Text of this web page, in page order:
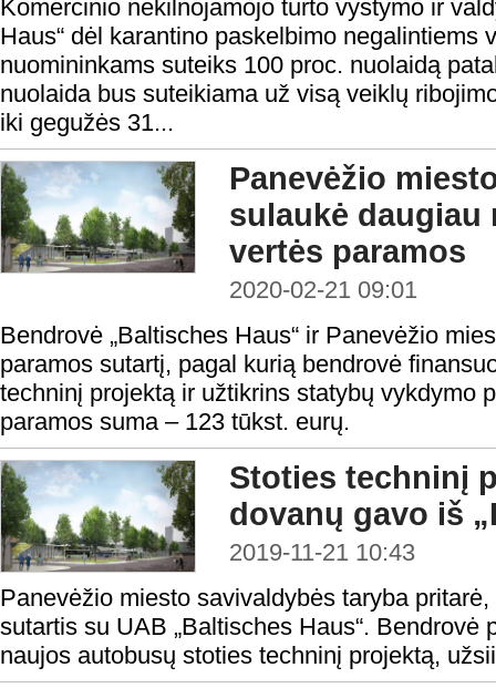
Komercinio nekilnojamojo turto vystymo ir
Haus“ dėl karantino paskelbimo negalintiems
nuomininkams suteiks 100 proc. nuolaidą
nuolaida bus suteikiama už visą veiklų
iki gegužės 31...
Panevėžio
sulaukė daugiau
vertės paramos
2020-02-21 09:01
Bendrovė „Baltisches Haus“ ir Panevėžio
paramos sutartį, pagal kurią bendrovė
techninį projektą ir užtikrins statybų vykdymo
paramos suma – 123 tūkst. eurų.
Stoties techninį
dovanų gavo iš
2019-11-21 10:43
Panevėžio miesto savivaldybės taryba
sutartis su UAB „Baltisches Haus“. Bendrovė
naujos autobusų stoties techninį projektą,